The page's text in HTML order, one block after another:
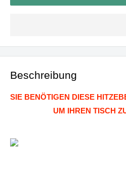
Beschreibung
SIE BENÖTIGEN DIESE
UM IHREN TISCH